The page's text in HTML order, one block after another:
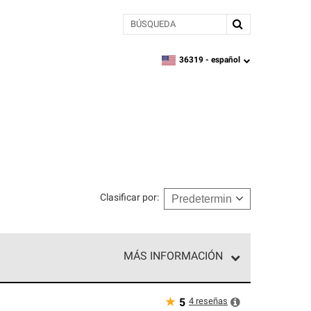
BÚSQUEDA
zipcode, language
36319 - español
Clasificar por:
MÁS INFORMACIÓN
y confiabilidad.
★ 5 4 reseñas